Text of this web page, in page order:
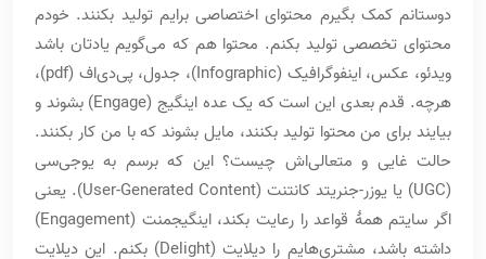
دوستانم کمک بگیرم محتوای اختصاصی برایم تولید بکنند. خودم
محتوای تخصصی تولید بکنم. محتوا هم که می‌گویم یادتان باشد
ویدئو، عکس، اینفوگرافیک (Infographic)، جدول، پی‌دی‌اف (pdf)،
هرچه. قدم بعدی این است که یک عده اینگیج (Engage) بشوند و
بیایند برای من محتوا تولید بکنند، مایل بشوند که با من کار بکنند.
حالت غایی و متعالی‌اش چیست؟ این که برسم به یوجی‌سی
(UGC) یا یوزر-جنریتد کانتنت (User-Generated Content). یعنی
اگر سایتم همۀ قواعد را رعایت بکند، اینگیجمنت (Engagement)
داشته باشد، مشتری‌هایم را دیلایت (Delight) بکنم. این دیلایت